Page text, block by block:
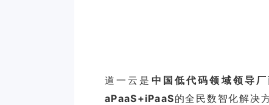
道一云是 中国低代码领域领导厂
aPaaS+iPaaS的全民数智化解决